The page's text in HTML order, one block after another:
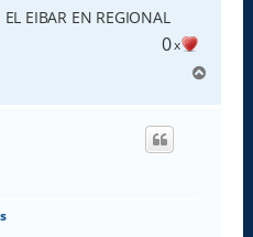
EIBAR EN REGIONAL
0x
r